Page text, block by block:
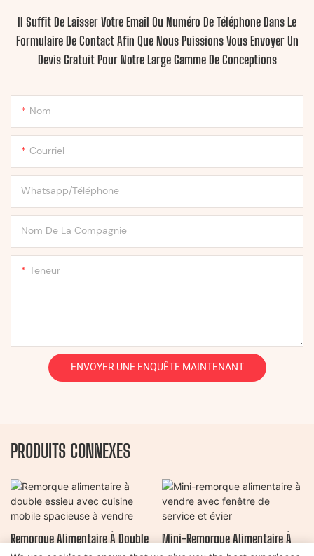
Il Suffit De Laisser Votre Email Ou Numéro De Téléphone Dans Le
Formulaire De Contact Afin Que Nous Puissions Vous Envoyer Un
Devis Gratuit Pour Notre Large Gamme De Conceptions
Nom
Courriel
Whatsapp/Téléphone
Nom De La Compagnie
Teneur
ENVOYER UNE ENQUÊTE MAINTENANT
PRODUITS CONNEXES
Remorque Alimentaire À Double
Mini-Remorque Alimentaire À